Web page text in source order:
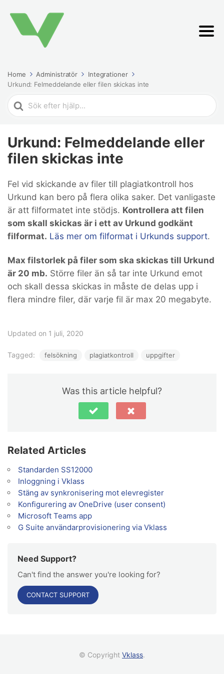
Home Administratör
Integrationer
Urkund: Felmeddelande eller filen skickas inte
Search
For
Urkund: Felmeddelande eller
filen skickas inte
Fel vid skickande av filer till plagiatkontroll hos
Urkund kan bero på flera olika saker. Det vanligaste
är att filformatet inte stödjs. Kontrollera att filen
som skall skickas är i ett av Urkund godkänt
filformat. Läs mer om filformat i Urkunds support.
Max filstorlek på filer som ska skickas till Urkund
är 20 mb. Större filer än så tar inte Urkund emot
och skall dessa skickas in måste de delas upp i
flera mindre filer, där varje fil är max 20 megabyte.
Updated on 1 juli, 2020
Tagged: felsökning plagiatkontroll uppgifter
Was this article helpful?
Related Articles
Standarden SS12000
Inloggning i Vklass
Stäng av synkronisering mot elevregister
Konfigurering av OneDrive (user consent)
Microsoft Teams app
G Suite användarprovisionering via Vklass
Need Support?
Can't find the answer you're looking for?
CONTACT SUPPORT
© Copyright Vklass.